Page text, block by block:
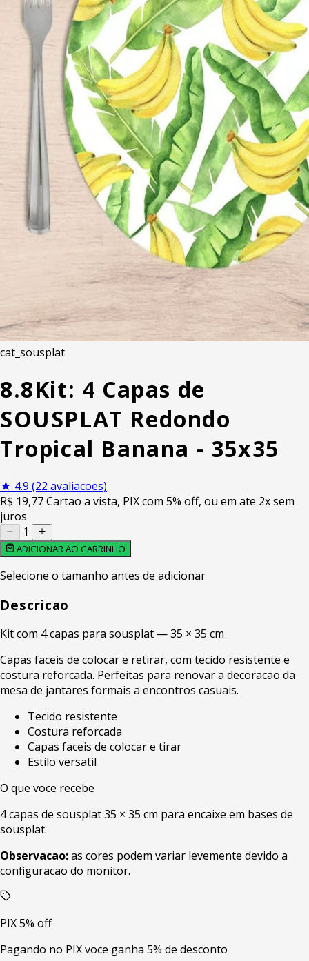
cat_sousplat
8.8Kit: 4 Capas de
SOUSPLAT Redondo
Tropical Banana - 35x35
★ 4.9 (22 avaliacoes)
R$ 19,77Cartao a vista, PIX com 5% off, ou em ate 2x sem
juros
1
ADICIONAR AO CARRINHO
Selecione o tamanho antes de adicionar
Descricao
Kit com 4 capas para sousplat — 35 × 35 cm
Capas faceis de colocar e retirar, com tecido resistente e
costura reforcada. Perfeitas para renovar a decoracao da
mesa de jantares formais a encontros casuais.
Tecido resistente
Costura reforcada
Capas faceis de colocar e tirar
Estilo versatil
O que voce recebe
4 capas de sousplat 35 × 35 cm para encaixe em bases de
sousplat.
Observacao:as cores podem variar levemente devido a
configuracao do monitor.
PIX 5% off
Pagando no PIX voce ganha 5% de desconto